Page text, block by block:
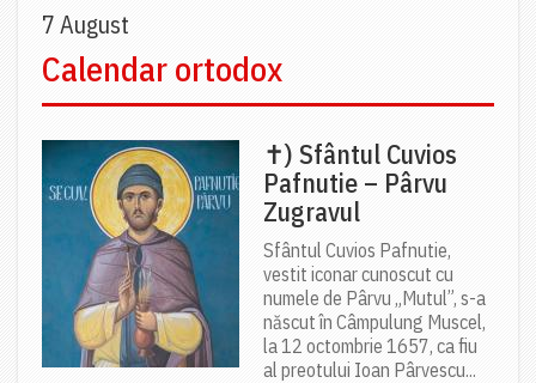
7 August
Calendar ortodox
✝) Sfântul Cuvios
Pafnutie – Pârvu
Zugravul
Sfântul Cuvios Pafnutie,
vestit iconar cunoscut cu
numele de Pârvu „Mutul”, s-a
născut în Câmpulung Muscel,
la 12 octombrie 1657, ca fiu
al preotului Ioan Pârvescu...